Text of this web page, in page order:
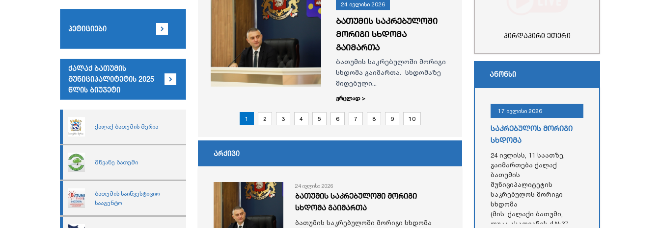
პეტიციები
ქალაქ ბათუმის
მუნიციპალიტეტის 2025
წლის ბიუჯეტი
ქალაქ ბათუმის მერია
მწვანე ბათუმი
ბათუმის საინვესტიციო
სააგენტო
24 ივლისი 2026
ბათუმის საკრებულოში
მორიგი სხდომა
გაიმართა
ბათუმის საკრებულოში მორიგი
სხდომა გაიმართა. სხდომაზე
მიღებული...
ვრცლად >
1 2 3 4 5 6 7 8 9 10
არქივი
24 ივლისი 2026
ბათუმის საკრებულოში მორიგი
სხდომა გაიმართა
ბათუმის საკრებულოში მორიგი სხდომა
პირდაპირი ეთერი
ანონსი
17 ივლისი 2026
საკრებულოს მორიგი
სხდომა
24 ივლისს, 11 საათზე,
გაიმართება ქალაქ
ბათუმის
მუნიციპალიტეტის
საკრებულოს მორიგი
სხდომა
(მის: ქალაქი ბათუმი,
ლუკა ასათიანის ქ.№37,